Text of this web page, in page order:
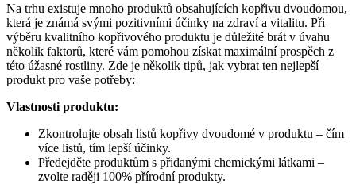
Na trhu existuje mnoho produktů obsahujících kopřivu dvoudomou,
která je známá svými pozitivními účinky na zdraví a vitalitu. Při
výběru kvalitního kopřivového produktu je důležité brát v úvahu
několik faktorů, které vám pomohou získat maximální prospěch z
této úžasné rostliny. Zde je několik tipů, jak vybrat ten nejlepší
produkt pro vaše potřeby:
Vlastnosti produktu:
Zkontrolujte obsah listů kopřivy dvoudomé v produktu – čím
více listů, tím lepší účinky.
Předejděte produktům s přidanými chemickými látkami –
zvolte raději 100% přírodní produkty.